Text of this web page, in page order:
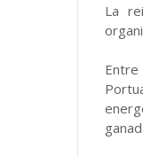
La